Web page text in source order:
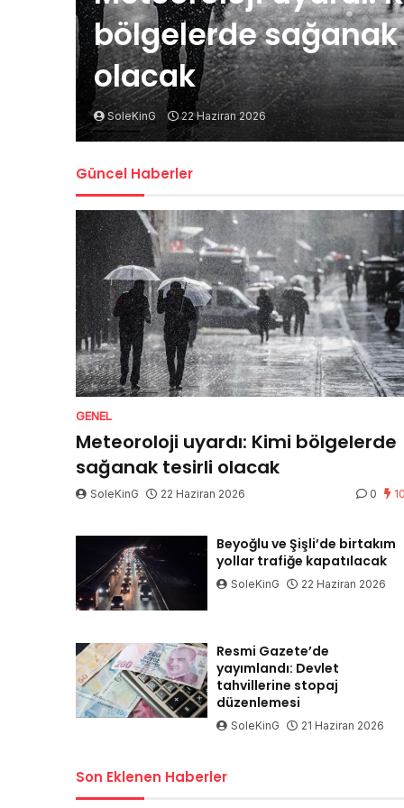
bölgelerde
olacak
SoleKinG 22 Haziran 2026
Güncel Haberler
GENEL
Meteoroloji uyardı: Kimi bölgelerde
sağanak tesirli olacak
SoleKinG 22 Haziran 2026 0 10
Beyoğlu ve Şişli’de birtakım
yollar trafiğe kapatılacak
SoleKinG 22 Haziran 2026
Resmi Gazete’de
yayımlandı: Devlet
tahvillerine stopaj
düzenlemesi
SoleKinG 21 Haziran 2026
Son Eklenen Haberler